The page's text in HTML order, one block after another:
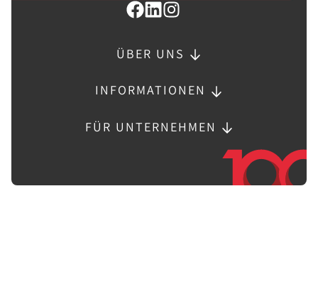
ÜBER UNS
INFORMATIONEN
FÜR UNTERNEHMEN